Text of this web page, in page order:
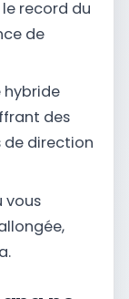
record du
de
hybride
des
de direction
vous